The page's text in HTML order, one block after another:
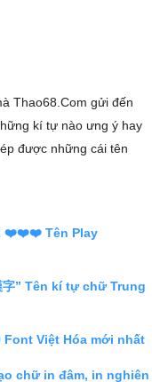
Thao68.Com gửi đến
kí tự nào ưng ý hay
được những cái tên
❤️❤️❤️ Tên Play
字” Tên kí tự chữ Trung
Việt Hóa mới nhất
chữ in đâm, in nghiên